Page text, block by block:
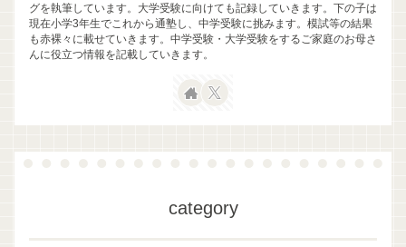
グを執筆しています。大学受験に向けても記録していきます。下の子は
現在小学3年生でこれから通塾し、中学受験に挑みます。模試等の結果
も赤裸々に載せていきます。中学受験・大学受験をするご家庭のお母さ
んに役立つ情報を記載していきます。
category